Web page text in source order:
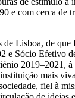
e com cerca de
de Lisboa, de que
e Sócio Efetivo
2019–2021,
mais
fiel à